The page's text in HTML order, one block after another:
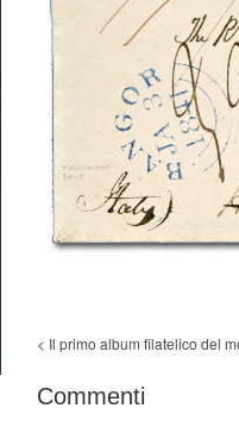
< Il primo album filatelico del
Commenti